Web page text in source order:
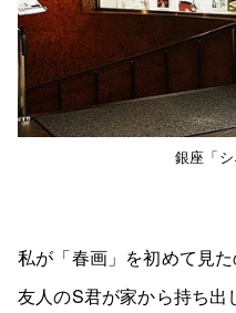
銀座「シ
私が「春画」を初めて見
友人のS君が家から持ち